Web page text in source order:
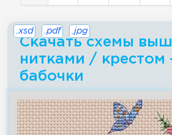
Скачать схемы
нитками / крестом
бабочки
.xsd .pdf .jpg